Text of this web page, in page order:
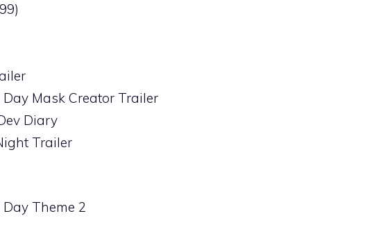
Mask Creator Trailer
Diary
Trailer
Theme 2